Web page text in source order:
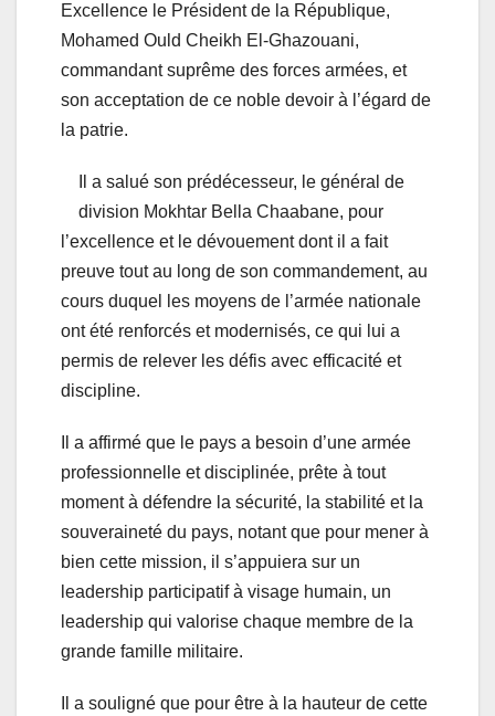
Excellence le Président de la République,
Mohamed Ould Cheikh El-Ghazouani,
commandant suprême des forces armées, et
son acceptation de ce noble devoir à l’égard de
la patrie.
Il a salué son prédécesseur, le général de
division Mokhtar Bella Chaabane, pour
l’excellence et le dévouement dont il a fait
preuve tout au long de son commandement, au
cours duquel les moyens de l’armée nationale
ont été renforcés et modernisés, ce qui lui a
permis de relever les défis avec efficacité et
discipline.
Il a affirmé que le pays a besoin d’une armée
professionnelle et disciplinée, prête à tout
moment à défendre la sécurité, la stabilité et la
souveraineté du pays, notant que pour mener à
bien cette mission, il s’appuiera sur un
leadership participatif à visage humain, un
leadership qui valorise chaque membre de la
grande famille militaire.
Il a souligné que pour être à la hauteur de cette